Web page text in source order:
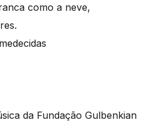
como a neve,
da Fundação Gulbenkian